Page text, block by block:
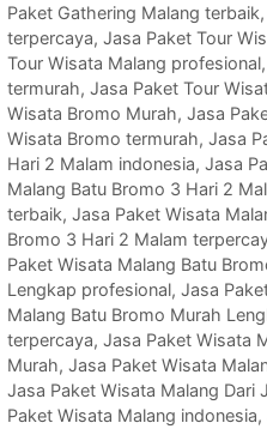
Paket Gathering Malang terbaik,
terpercaya, Jasa Paket Tour
Tour Wisata Malang profesional,
termurah, Jasa Paket Tour
Wisata Bromo Murah, Jasa
Wisata Bromo termurah, Jasa
Hari 2 Malam indonesia, Jasa
Malang Batu Bromo 3 Hari 2
terbaik, Jasa Paket Wisata
Bromo 3 Hari 2 Malam
Paket Wisata Malang Batu
Lengkap profesional, Jasa
Malang Batu Bromo Murah
terpercaya, Jasa Paket Wisata
Murah, Jasa Paket Wisata
Jasa Paket Wisata Malang Dari
Paket Wisata Malang indonesia,